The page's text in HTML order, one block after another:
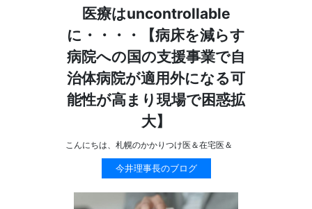
医療はuncontrollable
に・・・・【病床を減らす
病院への国の支援事業で自
治体病院が適用外になる可
能性が高まり現場で困惑拡
大】
こんにちは、札幌のかかりつけ医＆在宅医＆
今井理事長のブログ